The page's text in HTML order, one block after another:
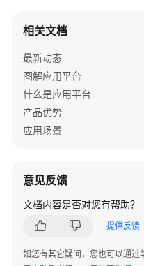
使
用
的
权
限
AppStage
关
联
织
相关文档
最新动态
图解应用平台
什么是应用平台
产品优势
应用场景
意见反馈
文档内容是否对您有帮助？
提供反馈
如您有其它疑问，您也可以通